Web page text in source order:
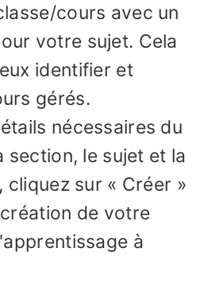
cours avec un
votre sujet. Cela
identifier et
gérés.
nécessaires du
section, le sujet et la
cliquez sur « Créer »
de votre
à